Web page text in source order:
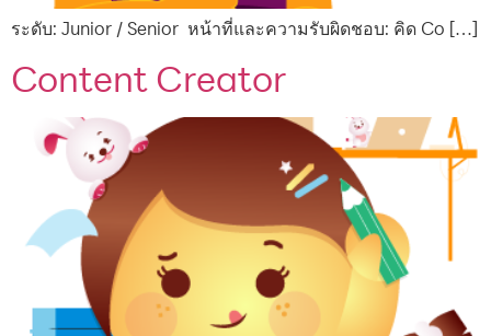
ระดับ: Junior / Senior หน้าที่และความรับผิดชอบ: คิด Co […]
Content Creator